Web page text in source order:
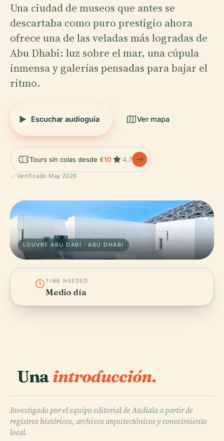
Una ciudad de museos que antes se
descartaba como puro prestigio ahora
ofrece una de las veladas más logradas de
Abu Dhabi: luz sobre el mar, una cúpula
inmensa y galerías pensadas para bajar el
ritmo.
Escuchar audioguía Ver mapa
Tours sin colas desde €10 4.7
Verificado May 2026
LOUVRE ABU DABI · ABU DHABI
TIME NEEDED
Medio día
Unaintroducción.
Investigado por el equipo editorial de Audiala a partir de
registros históricos, archivos arquitectónicos y conocimiento
local.